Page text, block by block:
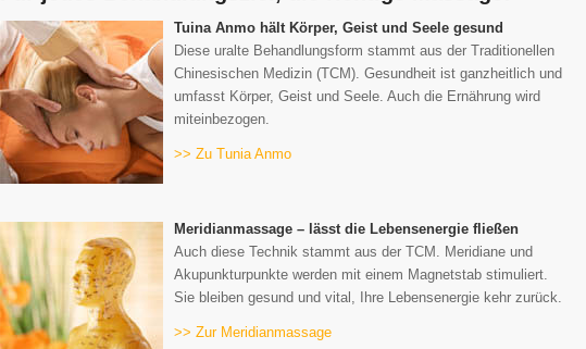
Tuina Anmo hält Körper, Geist und Seele gesund
Diese uralte Behandlungsform stammt aus der Traditionellen
Chinesischen Medizin (TCM). Gesundheit ist ganzheitlich und
umfasst Körper, Geist und Seele. Auch die Ernährung wird
miteinbezogen.
>> Zu Tunia Anmo
Meridianmassage – lässt die Lebensenergie fließen
Auch diese Technik stammt aus der TCM. Meridiane und
Akupunkturpunkte werden mit einem Magnetstab stimuliert.
Sie bleiben gesund und vital, Ihre Lebensenergie kehr zurück.
>> Zur Meridianmassage